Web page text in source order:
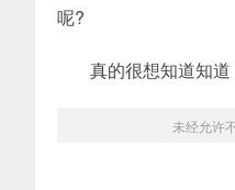
呢?
真的很想知道知
未经允许